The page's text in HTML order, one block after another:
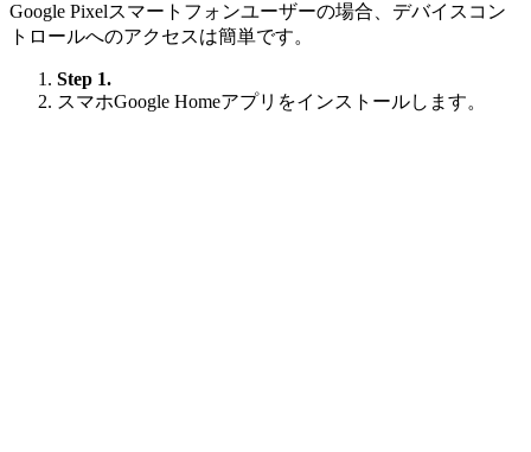
Google Pixelスマートフォンユーザーの場合、デバイスコン
トロールへのアクセスは簡単です。
Step 1.
スマホGoogle Homeアプリをインストールします。